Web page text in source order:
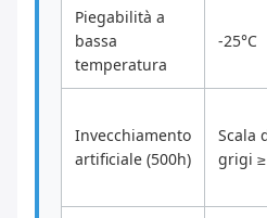
Piegabilità a
bassa
temperatura
-25°C
Invecchiamento
artificiale (500h)
Scala
grigi